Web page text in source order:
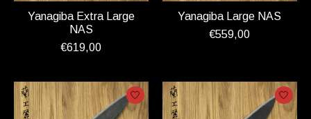
Yanagiba Extra Large
NAS
€619,00
Yanagiba Large NAS
€559,00